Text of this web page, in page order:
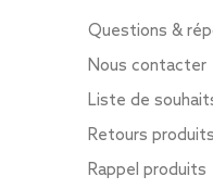
Questions &
Nous contacter
Liste de
Retours produits
Rappel produits